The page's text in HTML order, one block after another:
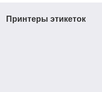
Принтеры этикеток